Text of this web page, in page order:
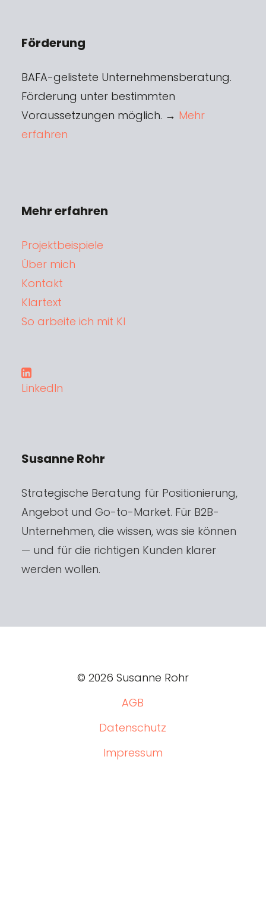
Susanne Rohr
Strategische Beratung für Positionierung,
Angebot und Go-to-Market. Für B2B-
Unternehmen, die wissen, was sie können
— und für die richtigen Kunden klarer
werden wollen.
Förderung
BAFA-gelistete Unternehmensberatung.
Förderung unter bestimmten
Voraussetzungen möglich. → Mehr
erfahren
Mehr erfahren
Projektbeispiele
Über mich
Kontakt
Klartext
So arbeite ich mit KI
LinkedIn
© 2026 Susanne Rohr
AGB
Datenschutz
Impressum